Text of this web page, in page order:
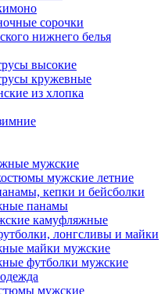
сорочки
нижнего белья
высокие
кружевные
из хлопка
мужские
мужские летние
кепки и бейсболки
панамы
камуфляжные
лонгсливы и майки
майки мужские
футболки мужские
мужские